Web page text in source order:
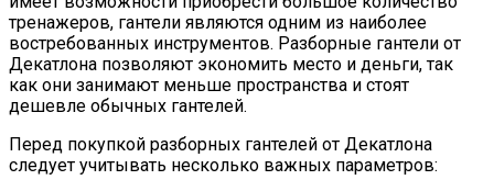
тренажеров, гантели являются одним из наиболее
востребованных инструментов. Разборные гантели от
Декатлона позволяют экономить место и деньги, так
как они занимают меньше пространства и стоят
дешевле обычных гантелей.
Перед покупкой разборных гантелей от Декатлона
следует учитывать несколько важных параметров: